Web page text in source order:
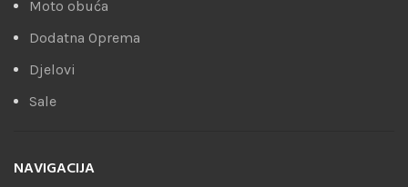
Moto obuća
Dodatna Oprema
Djelovi
Sale
NAVIGACIJA